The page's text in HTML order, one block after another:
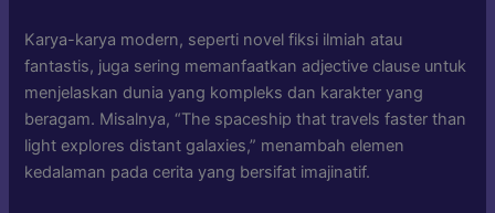
Karya-karya modern, seperti novel fiksi ilmiah atau
fantastis, juga sering memanfaatkan adjective clause untuk
menjelaskan dunia yang kompleks dan karakter yang
beragam. Misalnya, “The spaceship that travels faster than
light explores distant galaxies,” menambah elemen
kedalaman pada cerita yang bersifat imajinatif.